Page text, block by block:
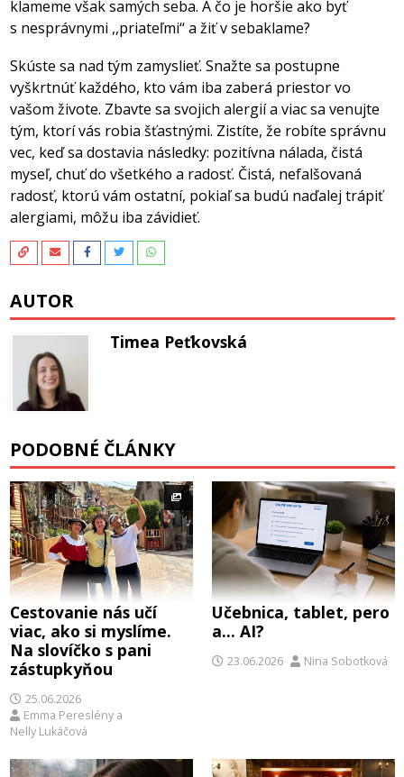
klameme však samých seba. A čo je horšie ako byť
s nesprávnymi ,,priateľmi‘‘ a žiť v sebaklame?
Skúste sa nad tým zamyslieť. Snažte sa postupne
vyškrtnúť každého, kto vám iba zaberá priestor vo
vašom živote. Zbavte sa svojich alergií a viac sa venujte
tým, ktorí vás robia šťastnými. Zistíte, že robíte správnu
vec, keď sa dostavia následky: pozitívna nálada, čistá
myseľ, chuť do všetkého a radosť. Čistá, nefalšovaná
radosť, ktorú vám ostatní, pokiaľ sa budú naďalej trápiť
alergiami, môžu iba závidieť.
AUTOR
Timea Peťkovská
PODOBNÉ ČLÁNKY
Cestovanie nás učí
viac, ako si myslíme.
Na slovíčko s pani
zástupkyňou
25.06.2026
Emma Pereslénya
Nelly Lukáčová
Učebnica, tablet, pero
a… AI?
23.06.2026 Nina Sobotková